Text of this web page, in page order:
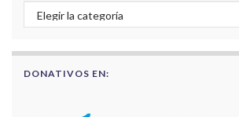
Buscar por categorías
DONATIVOS EN: